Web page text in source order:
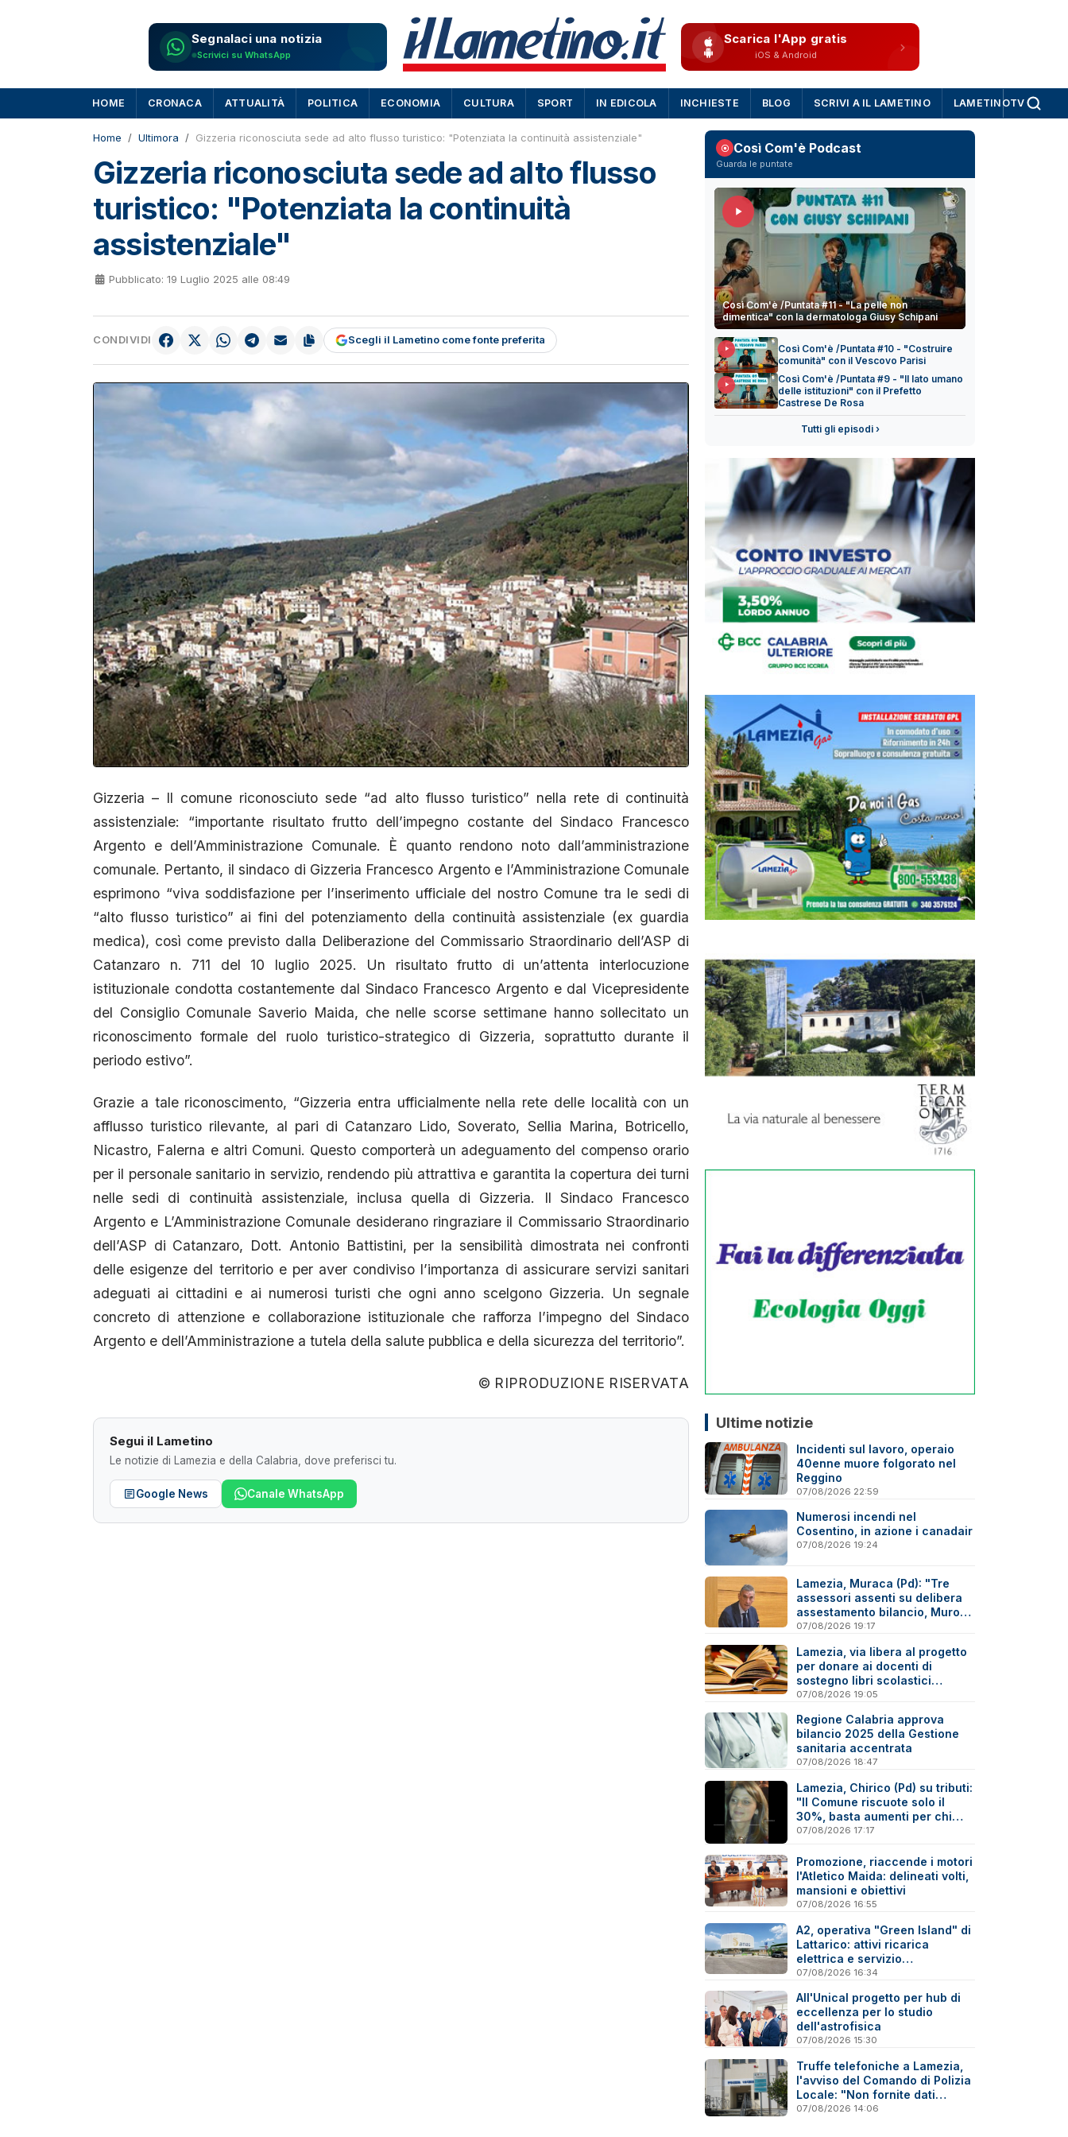
Segnalaci una notizia
Scrivici su WhatsApp
Scarica l'App gratis
iOS & Android
HOME CRONACA ATTUALITÀ POLITICA ECONOMIA CULTURA SPORT IN EDICOLA INCHIESTE BLOG SCRIVI A IL LAMETINO LAMETINOTV
Home Ultimora Gizzeria riconosciuta sede ad alto flusso turistico: "Potenziata la continuità assistenziale"
Gizzeria riconosciuta sede ad alto flusso
turistico: "Potenziata la continuità
assistenziale"
Pubblicato: 19 Luglio 2025 alle 08:49
CONDIVIDI Scegli il Lametino come fonte preferita
Gizzeria – Il comune riconosciuto sede “ad alto flusso turistico” nella rete di continuità
assistenziale: “importante risultato frutto dell’impegno costante del Sindaco Francesco
Argento e dell’Amministrazione Comunale. È quanto rendono noto dall’amministrazione
comunale. Pertanto, il sindaco di Gizzeria Francesco Argento e l’Amministrazione Comunale
esprimono “viva soddisfazione per l’inserimento ufficiale del nostro Comune tra le sedi di
“alto flusso turistico” ai fini del potenziamento della continuità assistenziale (ex guardia
medica), così come previsto dalla Deliberazione del Commissario Straordinario dell’ASP di
Catanzaro n. 711 del 10 luglio 2025. Un risultato frutto di un’attenta interlocuzione
istituzionale condotta costantemente dal Sindaco Francesco Argento e dal Vicepresidente
del Consiglio Comunale Saverio Maida, che nelle scorse settimane hanno sollecitato un
riconoscimento formale del ruolo turistico-strategico di Gizzeria, soprattutto durante il
periodo estivo”.
Grazie a tale riconoscimento, “Gizzeria entra ufficialmente nella rete delle località con un
afflusso turistico rilevante, al pari di Catanzaro Lido, Soverato, Sellia Marina, Botricello,
Nicastro, Falerna e altri Comuni. Questo comporterà un adeguamento del compenso orario
per il personale sanitario in servizio, rendendo più attrattiva e garantita la copertura dei turni
nelle sedi di continuità assistenziale, inclusa quella di Gizzeria. Il Sindaco Francesco
Argento e L’Amministrazione Comunale desiderano ringraziare il Commissario Straordinario
dell’ASP di Catanzaro, Dott. Antonio Battistini, per la sensibilità dimostrata nei confronti
delle esigenze del territorio e per aver condiviso l’importanza di assicurare servizi sanitari
adeguati ai cittadini e ai numerosi turisti che ogni anno scelgono Gizzeria. Un segnale
concreto di attenzione e collaborazione istituzionale che rafforza l’impegno del Sindaco
Argento e dell’Amministrazione a tutela della salute pubblica e della sicurezza del territorio”.
© RIPRODUZIONE RISERVATA
Segui il Lametino
Le notizie di Lamezia e della Calabria, dove preferisci tu.
Google News Canale WhatsApp
Così Com'è Podcast
Guarda le puntate
Così Com'è /Puntata #11 - "La pelle non
dimentica" con la dermatologa Giusy Schipani
Così Com'è /Puntata #10 - "Costruire
comunità" con il Vescovo Parisi
Così Com'è /Puntata #9 - "Il lato umano
delle istituzioni" con il Prefetto
Castrese De Rosa
Tutti gli episodi ›
Ultime notizie
Incidenti sul lavoro, operaio
40enne muore folgorato nel
Reggino
07/08/2026 22:59
Numerosi incendi nel
Cosentino, in azione i canadair
07/08/2026 19:24
Lamezia, Muraca (Pd): "Tre
assessori assenti su delibera
assestamento bilancio, Murone
in difficoltà"
07/08/2026 19:17
Lamezia, via libera al progetto
per donare ai docenti di
sostegno libri scolastici
destinati al macero
07/08/2026 19:05
Regione Calabria approva
bilancio 2025 della Gestione
sanitaria accentrata
07/08/2026 18:47
Lamezia, Chirico (Pd) su tributi:
"Il Comune riscuote solo il
30%, basta aumenti per chi
paga"
07/08/2026 17:17
Promozione, riaccende i motori
l'Atletico Maida: delineati volti,
mansioni e obiettivi
07/08/2026 16:55
A2, operativa "Green Island" di
Lattarico: attivi ricarica
elettrica e servizio
sperimentale di soccorso
07/08/2026 16:34
All'Unical progetto per hub di
eccellenza per lo studio
dell'astrofisica
07/08/2026 15:30
Truffe telefoniche a Lamezia,
l'avviso del Comando di Polizia
Locale: "Non fornite dati
personali"
07/08/2026 14:06